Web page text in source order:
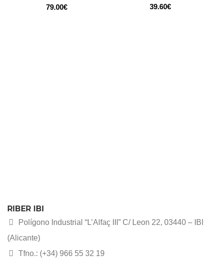
79.00€ 39.60€
RIBER IBI
Polígono Industrial “L’Alfaç III” C/ Leon 22, 03440 – IBI
(Alicante)
Tfno.: (+34) 966 55 32 19